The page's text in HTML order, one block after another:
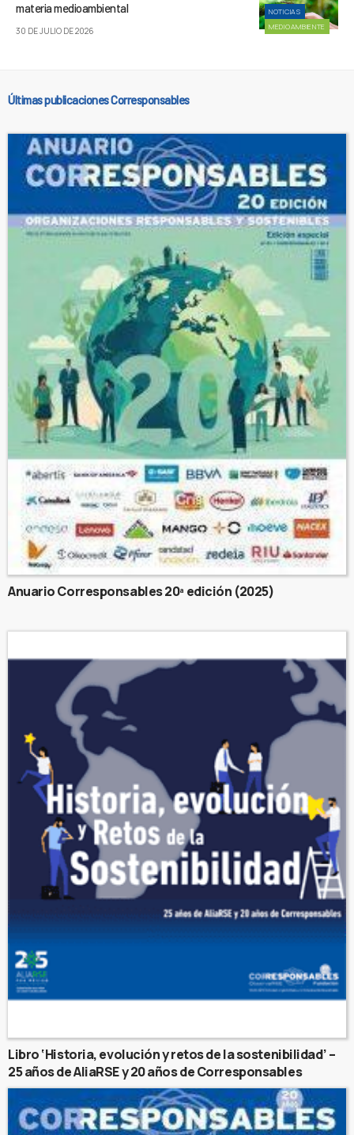
NOTICIAS
MEDIOAMBIENTE
materia medioambiental
30 DE JULIO DE 2026
Últimas publicaciones Corresponsables
Anuario Corresponsables 20ª edición (2025)
Libro ‘Historia, evolución y retos de la sostenibilidad’ –
25 años de AliaRSE y 20 años de Corresponsables